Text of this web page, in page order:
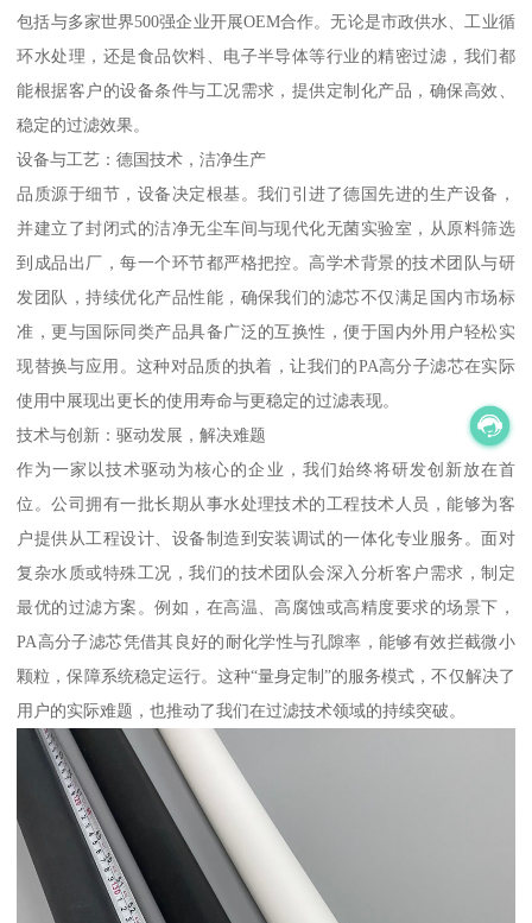
包括与多家世界500强企业开展OEM合作。无论是市政供水、工业循
环水处理，还是食品饮料、电子半导体等行业的精密过滤，我们都
能根据客户的设备条件与工况需求，提供定制化产品，确保高效、
稳定的过滤效果。
设备与工艺：德国技术，洁净生产
品质源于细节，设备决定根基。我们引进了德国先进的生产设备，
并建立了封闭式的洁净无尘车间与现代化无菌实验室，从原料筛选
到成品出厂，每一个环节都严格把控。高学术背景的技术团队与研
发团队，持续优化产品性能，确保我们的滤芯不仅满足国内市场标
准，更与国际同类产品具备广泛的互换性，便于国内外用户轻松实
现替换与应用。这种对品质的执着，让我们的PA高分子滤芯在实际
使用中展现出更长的使用寿命与更稳定的过滤表现。
技术与创新：驱动发展，解决难题
作为一家以技术驱动为核心的企业，我们始终将研发创新放在首
位。公司拥有一批长期从事水处理技术的工程技术人员，能够为客
户提供从工程设计、设备制造到安装调试的一体化专业服务。面对
复杂水质或特殊工况，我们的技术团队会深入分析客户需求，制定
最优的过滤方案。例如，在高温、高腐蚀或高精度要求的场景下，
PA高分子滤芯凭借其良好的耐化学性与孔隙率，能够有效拦截微小
颗粒，保障系统稳定运行。这种“量身定制”的服务模式，不仅解决了
用户的实际难题，也推动了我们在过滤技术领域的持续突破。